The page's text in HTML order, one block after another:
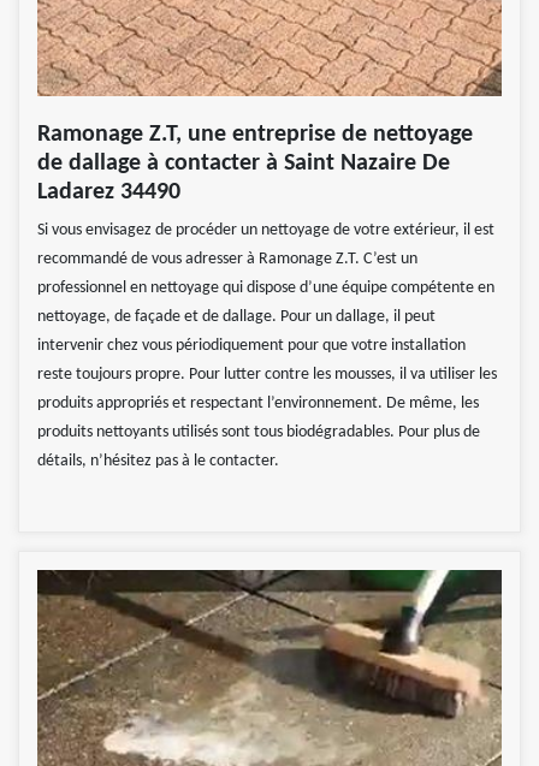
Ramonage Z.T, une entreprise de nettoyage
de dallage à contacter à Saint Nazaire De
Ladarez 34490
Si vous envisagez de procéder un nettoyage de votre extérieur, il est
recommandé de vous adresser à Ramonage Z.T. C’est un
professionnel en nettoyage qui dispose d’une équipe compétente en
nettoyage, de façade et de dallage. Pour un dallage, il peut
intervenir chez vous périodiquement pour que votre installation
reste toujours propre. Pour lutter contre les mousses, il va utiliser les
produits appropriés et respectant l’environnement. De même, les
produits nettoyants utilisés sont tous biodégradables. Pour plus de
détails, n’hésitez pas à le contacter.